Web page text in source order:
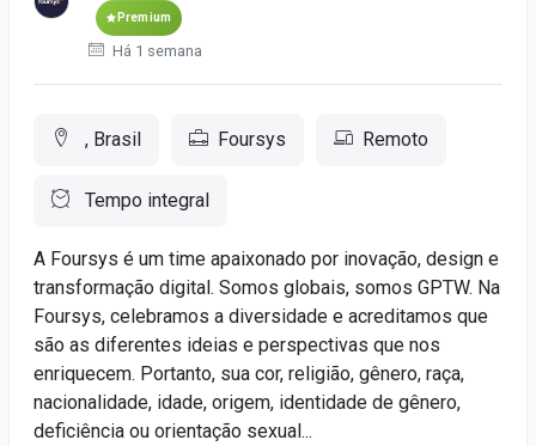
Premium
Há 1 semana
, Brasil Foursys Remoto
Tempo integral
A Foursys é um time apaixonado por inovação, design e
transformação digital. Somos globais, somos GPTW. Na
Foursys, celebramos a diversidade e acreditamos que
são as diferentes ideias e perspectivas que nos
enriquecem. Portanto, sua cor, religião, gênero, raça,
nacionalidade, idade, origem, identidade de gênero,
deficiência ou orientação sexual...